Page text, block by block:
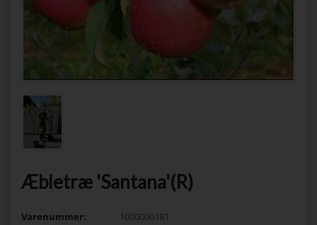
Æbletræ 'Santana'(R)
Varenummer:
1000000181